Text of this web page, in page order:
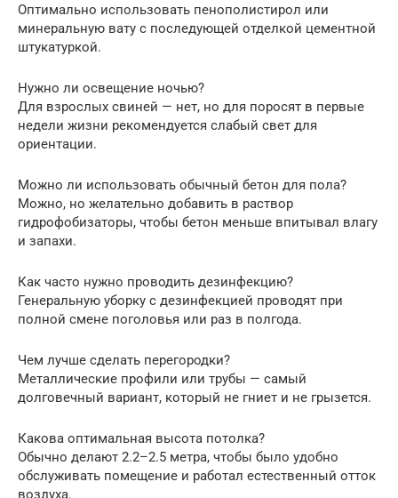
Оптимально использовать пенополистирол или
минеральную вату с последующей отделкой цементной
штукатуркой.
Нужно ли освещение ночью?
Для взрослых свиней — нет, но для поросят в первые
недели жизни рекомендуется слабый свет для
ориентации.
Можно ли использовать обычный бетон для пола?
Можно, но желательно добавить в раствор
гидрофобизаторы, чтобы бетон меньше впитывал влагу
и запахи.
Как часто нужно проводить дезинфекцию?
Генеральную уборку с дезинфекцией проводят при
полной смене поголовья или раз в полгода.
Чем лучше сделать перегородки?
Металлические профили или трубы — самый
долговечный вариант, который не гниет и не грызется.
Какова оптимальная высота потолка?
Обычно делают 2.2–2.5 метра, чтобы было удобно
обслуживать помещение и работал естественный отток
воздуха.